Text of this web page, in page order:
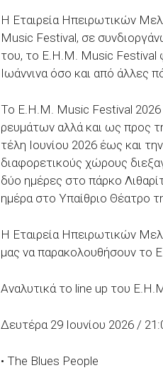
Η Εταιρεία Ηπειρωτικών
Music Festival, σε
του, το Ε.Η.Μ. Music Festival
Ιωάννινα όσο και από άλλες
Το Ε.Η.Μ. Music Festival 2026
ρευμάτων αλλά και ως προς
τέλη Ιουνίου 2026 έως και
διαφορετικούς χώρους
δύο ημέρες στο πάρκο
ημέρα στο Υπαίθριο
Η Εταιρεία Ηπειρωτικών
μας να παρακολουθήσουν το
Αναλυτικά το line up του
Δευτέρα 29 Ιουνίου 2026 /
• The Blues People